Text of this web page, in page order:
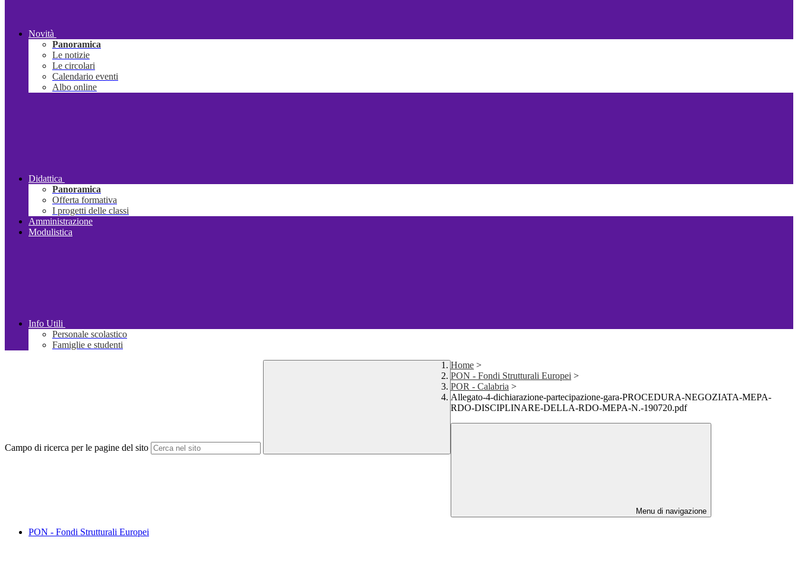
Novità
Panoramica
Le notizie
Le circolari
Calendario eventi
Albo online
Didattica
Panoramica
Offerta formativa
I progetti delle classi
Amministrazione
Modulistica
Info Utili
Personale scolastico
Famiglie e studenti
Campo di ricerca per le pagine del sito
Home >
PON - Fondi Strutturali Europei >
POR - Calabria >
Allegato-4-dichiarazione-partecipazione-gara-PROCEDURA-NEGOZIATA-MEPA-
RDO-DISCIPLINARE-DELLA-RDO-MEPA-N.-190720.pdf
Menu di navigazione
PON - Fondi Strutturali Europei